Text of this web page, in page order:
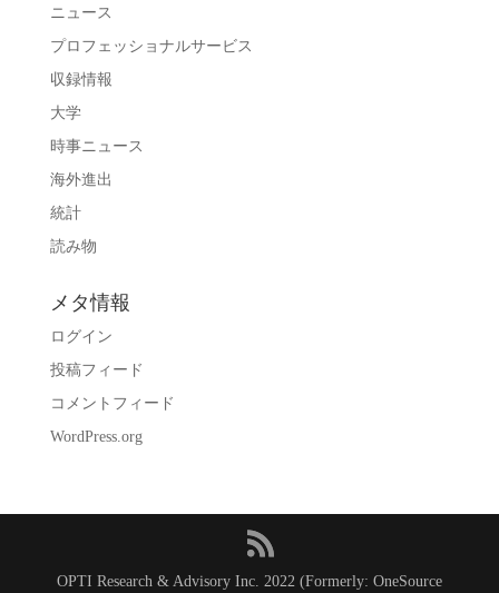
ニュース
プロフェッショナルサービス
収録情報
大学
時事ニュース
海外進出
統計
読み物
メタ情報
ログイン
投稿フィード
コメントフィード
WordPress.org
OPTI Research & Advisory Inc. 2022 (Formerly: OneSource